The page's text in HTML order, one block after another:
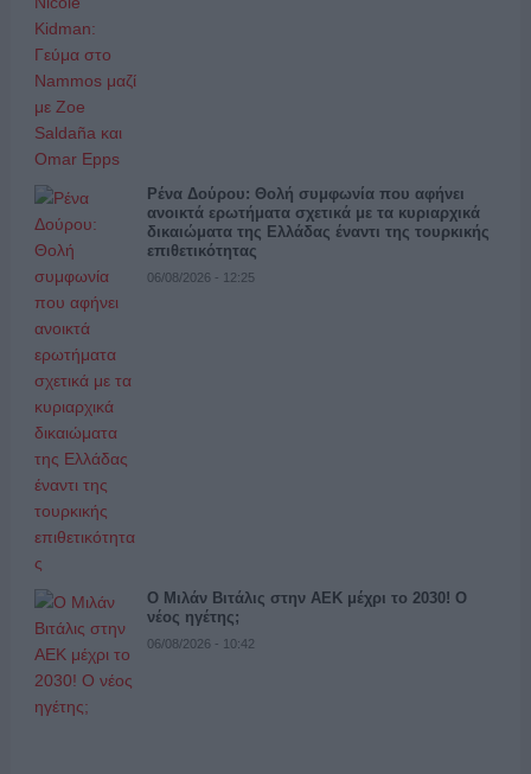
Ρένα Δούρου: Θολή συμφωνία που αφήνει
ανοικτά ερωτήματα σχετικά με τα κυριαρχικά
δικαιώματα της Ελλάδας έναντι της τουρκικής
επιθετικότητας
06/08/2026 - 12:25
Ο Μιλάν Βιτάλις στην ΑΕΚ μέχρι το 2030! Ο
νέος ηγέτης;
06/08/2026 - 10:42